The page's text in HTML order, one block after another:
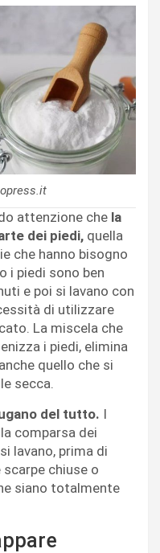
attenzione che la
dei piedi, quella
che hanno bisogno
i piedi sono ben
e poi si lavano con
di utilizzare
La miscela che
i piedi, elimina
quello che si
secca.
del tutto. I
comparsa dei
lavano, prima di
chiuse o
siano totalmente